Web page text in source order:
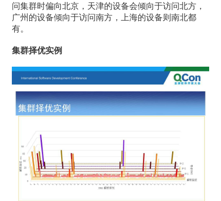
问集群时偏向北京，天津的设备会倾向于访问北方，
广州的设备倾向于访问南方，上海的设备则南北都
有。
集群择优实例